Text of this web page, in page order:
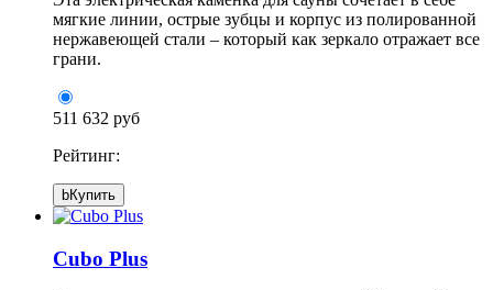
мягкие линии, острые зубцы и корпус из полированной
нержавеющей стали – который как зеркало отражает все
грани.
511 632 руб
Рейтинг:
bКупить
Cubo Plus